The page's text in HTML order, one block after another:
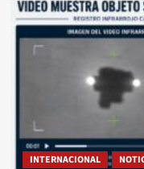
INTERNACIONAL